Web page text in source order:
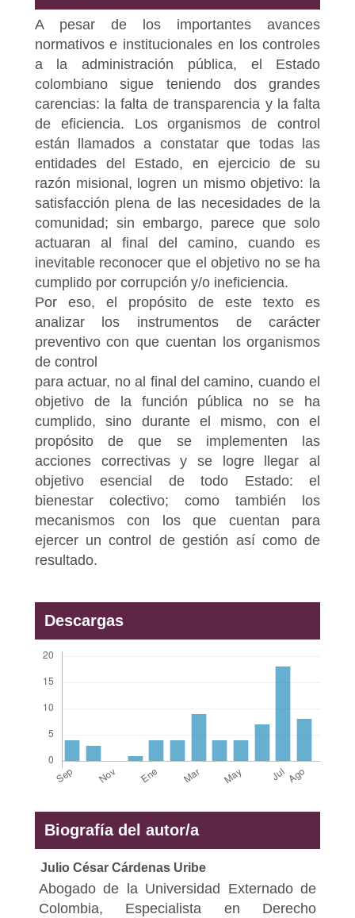
A pesar de los importantes avances
normativos e institucionales en los controles
a la administración pública, el Estado
colombiano sigue teniendo dos grandes
carencias: la falta de transparencia y la falta
de eficiencia. Los organismos de control
están llamados a constatar que todas las
entidades del Estado, en ejercicio de su
razón misional, logren un mismo objetivo: la
satisfacción plena de las necesidades de la
comunidad; sin embargo, parece que solo
actuaran al final del camino, cuando es
inevitable reconocer que el objetivo no se ha
cumplido por corrupción y/o ineficiencia.
Por eso, el propósito de este texto es
analizar los instrumentos de carácter
preventivo con que cuentan los organismos
de control
para actuar, no al final del camino, cuando el
objetivo de la función pública no se ha
cumplido, sino durante el mismo, con el
propósito de que se implementen las
acciones correctivas y se logre llegar al
objetivo esencial de todo Estado: el
bienestar colectivo; como también los
mecanismos con los que cuentan para
ejercer un control de gestión así como de
resultado.
Descargas
Biografía del autor/a
Julio César Cárdenas Uribe
Abogado de la Universidad Externado de
Colombia, Especialista en Derecho